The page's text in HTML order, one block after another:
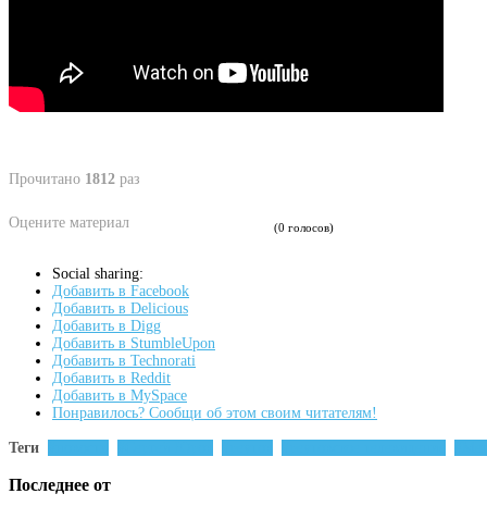
Прочитано 1812 раз
Оцените материал (0 голосов)
Social sharing:
Добавить в Facebook
Добавить в Delicious
Добавить в Digg
Добавить в StumbleUpon
Добавить в Technorati
Добавить в Reddit
Добавить в MySpace
Понравилось? Сообщи об этом своим читателям!
Теги
Последнее от